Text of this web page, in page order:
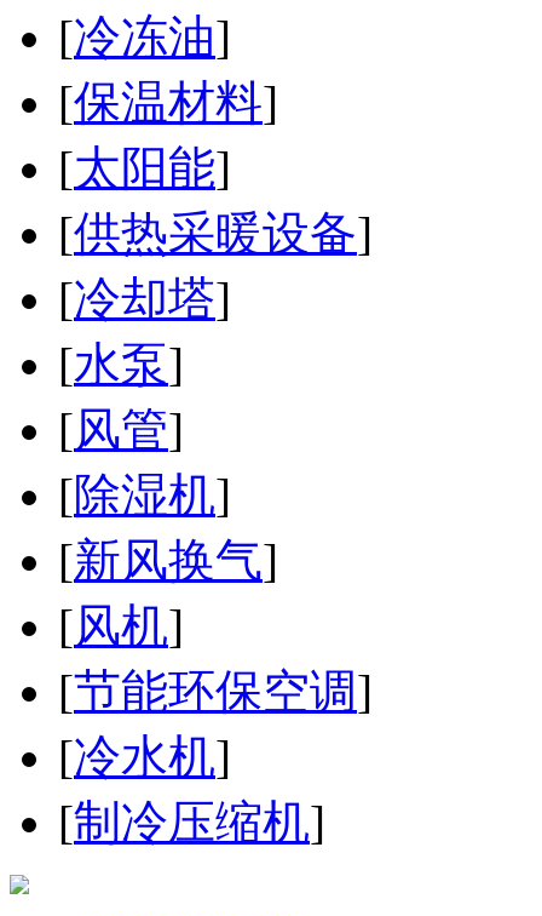
[冷冻油]
[保温材料]
[太阳能]
[供热采暖设备]
[冷却塔]
[水泵]
[风管]
[除湿机]
[新风换气]
[风机]
[节能环保空调]
[冷水机]
[制冷压缩机]